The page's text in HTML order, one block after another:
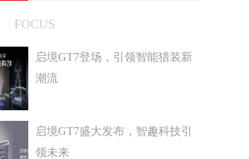
FOCUS
启境GT7登场，引领智能猎装新
潮流
启境GT7盛大发布，智趣科技引
领未来